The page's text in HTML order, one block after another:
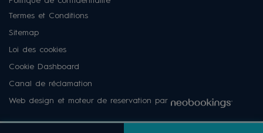
Termes et Conditions
Sitemap
Loi des cookies
Cookie Dashboard
Canal de réclamation
Web design et moteur de reservation par